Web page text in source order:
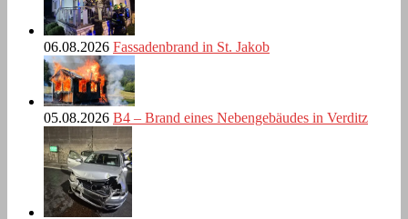
06.08.2026 Fassadenbrand in St. Jakob
05.08.2026 B4 – Brand eines Nebengebäudes in Verditz